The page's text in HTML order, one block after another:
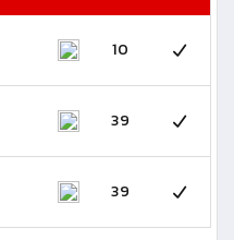
10
39
39